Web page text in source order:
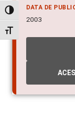
Alternar alto
Alternar tamanho da
DATA DE
2003